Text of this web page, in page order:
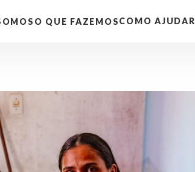
O QUE FAZEMOSCOMO AJUDAR